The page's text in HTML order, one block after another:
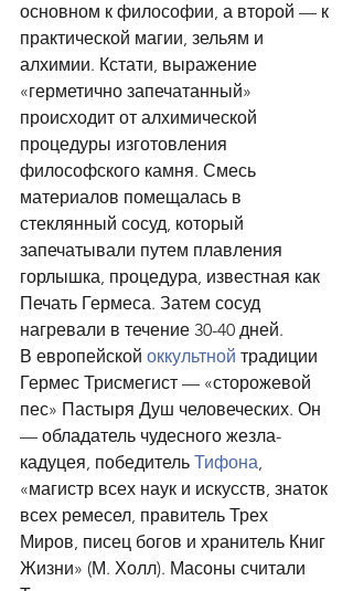
основном к философии, а второй — к
практической магии, зельям и
алхимии. Кстати, выражение
«герметично запечатанный»
происходит от алхимической
процедуры изготовления
философского камня. Смесь
материалов помещалась в
стеклянный сосуд, который
запечатывали путем плавления
горлышка, процедура, известная как
Печать Гермеса. Затем сосуд
нагревали в течение 30-40 дней.
В европейской оккультной традиции
Гермес Трисмегист — «сторожевой
пес» Пастыря Душ человеческих. Он
— обладатель чудесного жезла-
кадуцея, победитель Тифона,
«магистр всех наук и искусств, знаток
всех ремесел, правитель Трех
Миров, писец богов и хранитель Книг
Жизни» (М. Холл). Масоны считали